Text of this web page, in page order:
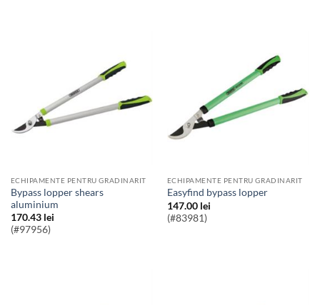
ECHIPAMENTE PENTRU GRADINARIT
Bypass lopper shears
aluminium
170.43 lei
(#97956)
ECHIPAMENTE PENTRU GRADINARIT
easyfind bypass lopper
147.00 lei
(#83981)